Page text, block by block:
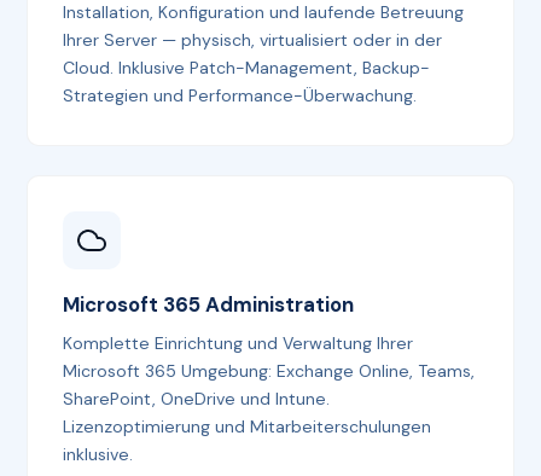
Installation, Konfiguration und laufende Betreuung
Ihrer Server — physisch, virtualisiert oder in der
Cloud. Inklusive Patch-Management, Backup-
Strategien und Performance-Überwachung.
Microsoft 365 Administration
Komplette Einrichtung und Verwaltung Ihrer
Microsoft 365 Umgebung: Exchange Online, Teams,
SharePoint, OneDrive und Intune.
Lizenzoptimierung und Mitarbeiterschulungen
inklusive.